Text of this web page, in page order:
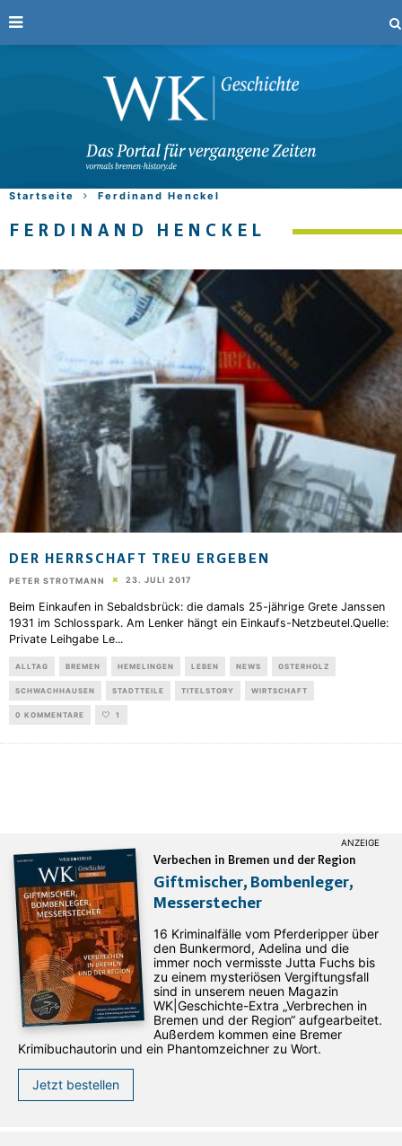
Startseite Ferdinand Henckel
FERDINAND HENCKEL
DER HERRSCHAFT TREU ERGEBEN
PETER STROTMANN 23. JULI 2017
Beim Einkaufen in Sebaldsbrück: die damals 25-jährige Grete Janssen
1931 im Schlosspark. Am Lenker hängt ein Einkaufs-Netzbeutel.Quelle:
Private Leihgabe Le...
ALLTAG BREMEN HEMELINGEN LEBEN NEWS OSTERHOLZ
SCHWACHHAUSEN STADTTEILE TITELSTORY WIRTSCHAFT
0 KOMMENTARE 1
Verbechen in Bremen und der Region
Giftmischer, Bombenleger,
Messerstecher
16 Kriminalfälle vom Pferderipper über
den Bunkermord, Adelina und die
immer noch vermisste Jutta Fuchs bis
zu einem mysteriösen Vergiftungsfall
sind in unserem neuen Magazin
WK|Geschichte-Extra „Verbrechen in
Bremen und der Region“ aufgearbeitet.
Außerdem kommen eine Bremer
Krimibuchautorin und ein Phantomzeichner zu Wort.
Jetzt bestellen